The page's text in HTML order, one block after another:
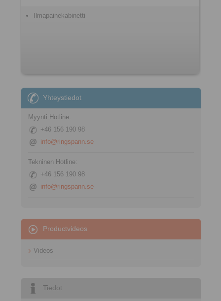
Ilmapainekabinetti
Yhteystiedot
Myynti Hotline:
+46 156 190 98
info@ringspann.se
Tekninen Hotline:
+46 156 190 98
info@ringspann.se
Productvideos
Videos
Tiedot